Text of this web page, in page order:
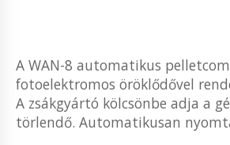
A WAN-8 automatikus
fotoelektromos öröklődővel
A zsákgyártó kölcsönbe adja a
törlendő. Automatikusan